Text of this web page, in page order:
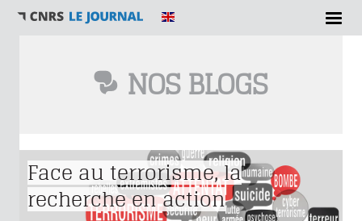
NOS BLOGS
Vous êtes ici
Face au terrorisme, la
recherche en action